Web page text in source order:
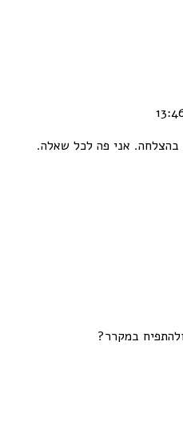
כ-10 דקות. בהצלחה. אני פה לכל שאלה.
במקרר?